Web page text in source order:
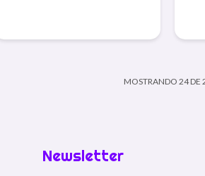
MOSTRANDO 24DE
Newsletter